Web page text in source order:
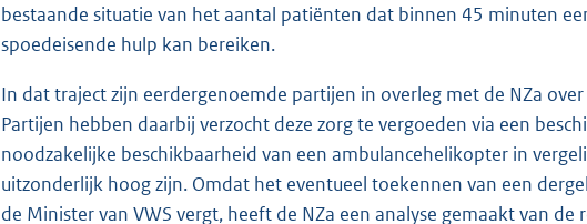
bestaande situatie van het aantal patiënten dat binnen 45 minuten
spoedeisende hulp kan bereiken.
In dat traject zijn eerdergenoemde partijen in overleg met de NZa
Partijen hebben daarbij verzocht deze zorg te vergoeden via een
noodzakelijke beschikbaarheid van een ambulancehelikopter in
uitzonderlijk hoog zijn. Omdat het eventueel toekennen van een
de Minister van VWS vergt, heeft de NZa een analyse gemaakt van